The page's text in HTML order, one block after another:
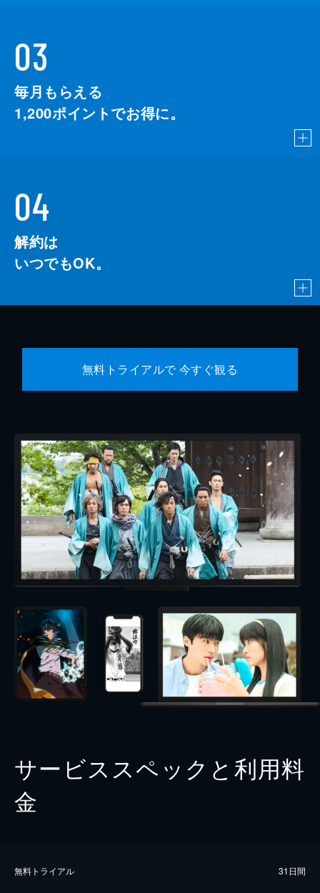
03
毎月もらえる
1,200ポイントでお得に。
04
解約は
いつでもOK。
無料トライアルで 今すぐ観る
サービススペックと利用料
金
無料トライアル 31日間